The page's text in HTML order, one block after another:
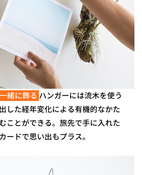
緒に飾る ハンガーには流木を使う
した経年変化による有機的なかた
ことができる。旅先で手に入れた
ードで思い出もプラス。